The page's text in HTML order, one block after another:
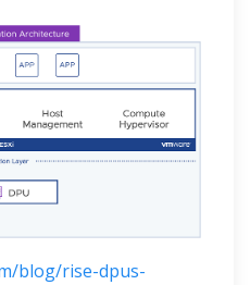
blog/rise-dpus-